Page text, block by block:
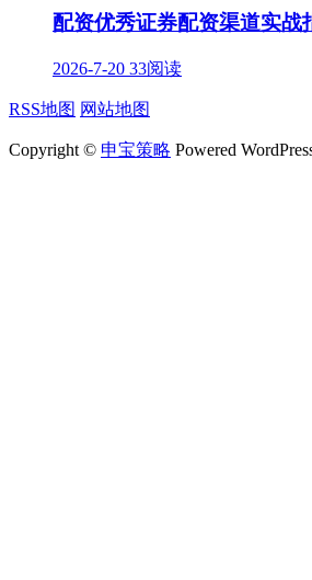
配资优秀证券配资渠道实战
2026-7-20 33阅读
RSS地图 网站地图
Copyright © 申宝策略 Powered